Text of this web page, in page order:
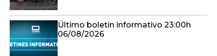
Último boletín informativo 23:00h
06/08/2026